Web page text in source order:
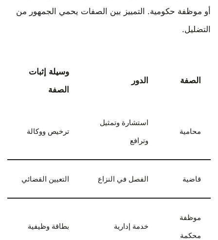
أو موظفة حكومية. التمييز بين الصفات يحمي الجمهور من
التضليل.
الصفة الدور
وسيلة إثبات
الصفة
محامية
استشارة وتمثيل
وترافع
ترخيص ووكالة
قاضية الفصل في النزاع التعيين القضائي
موظفة
محكمة
خدمة إدارية بطاقة وظيفية